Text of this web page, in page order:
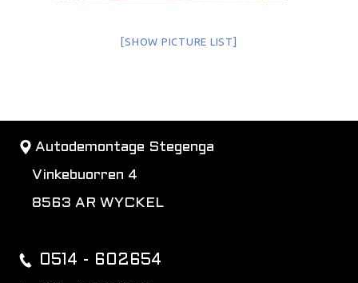
[SHOW PICTURE LIST]
Autodemontage Stegenga
Vinkebuorren 4
8563 AR WYCKEL
0514 - 602654